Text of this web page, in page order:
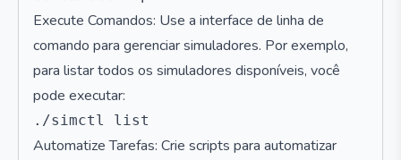
Execute Comandos: Use a interface de linha de
comando para gerenciar simuladores. Por exemplo,
para listar todos os simuladores disponíveis, você
pode executar:
Automatize Tarefas: Crie scripts para automatizar